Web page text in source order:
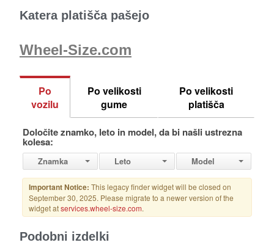
Katera platišča pašejo
Wheel-Size.com
Podobni izdelki